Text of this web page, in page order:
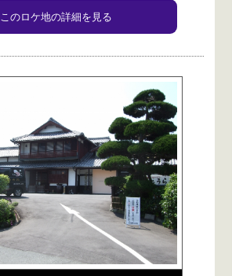
このロケ地の詳細を見る